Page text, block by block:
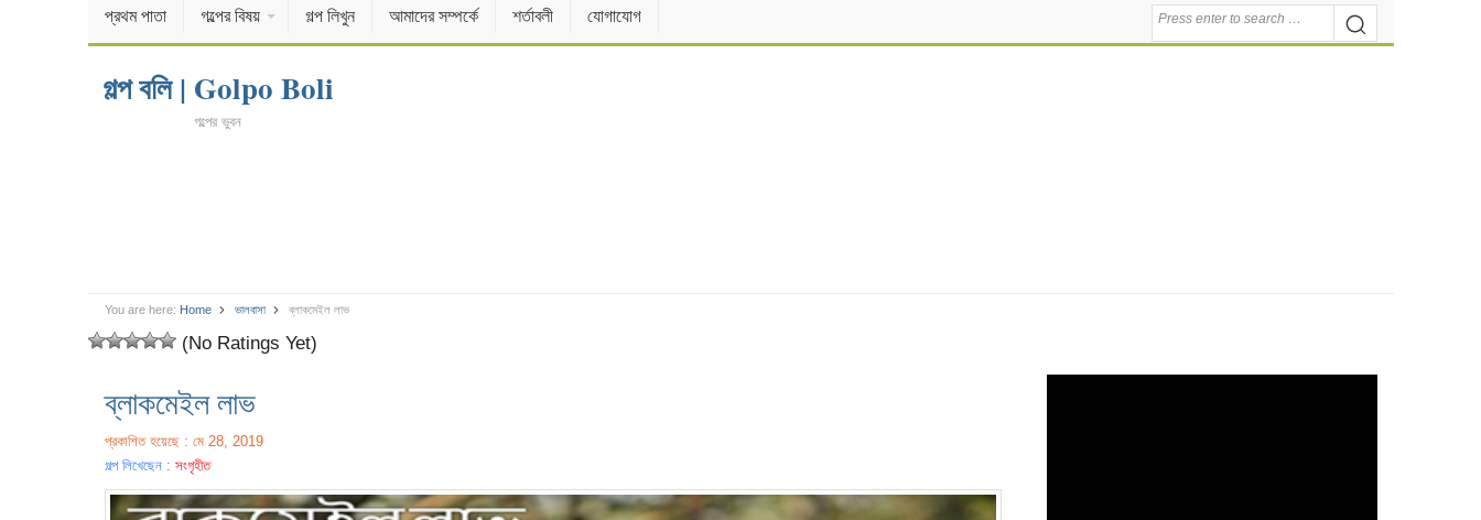
প্রথম পাতা গল্পের বিষয় গল্প লিখুন আমাদের সম্পর্কে শর্তাবলী যোগাযোগ
গল্প বলি | Golpo Boli
গল্পের ভুবন
You are here: Home ভালবাসা ব্লাকমেইল লাভ
(No Ratings Yet)
ব্লাকমেইল লাভ
প্রকাশিত হয়েছে : মে 28, 2019
গল্প লিখেছেন : সংগৃহীত